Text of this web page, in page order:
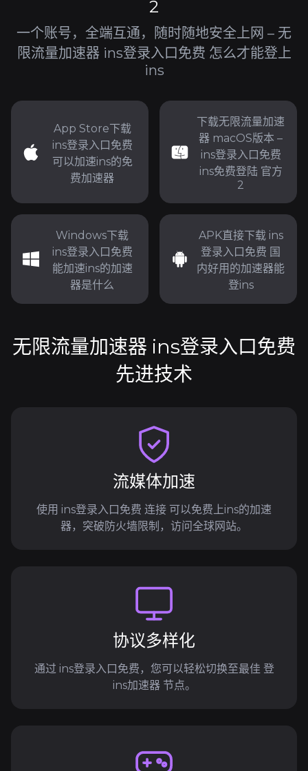
2
一个账号，全端互通，随时随地安全上网 – 无
限流量加速器 ins登录入口免费 怎么才能登上
ins
App Store下载
ins登录入口免费
可以加速ins的免
费加速器
下载无限流量加速
器 macOS版本 –
ins登录入口免费
ins免费登陆 官方
2
Windows下载
ins登录入口免费
能加速ins的加速
器是什么
APK直接下载 ins
登录入口免费 国
内好用的加速器能
登ins
无限流量加速器 ins登录入口免费
先进技术
流媒体加速
使用 ins登录入口免费 连接 可以免费上ins的加速
器，突破防火墙限制，访问全球网站。
协议多样化
通过 ins登录入口免费，您可以轻松切换至最佳 登
ins加速器 节点。